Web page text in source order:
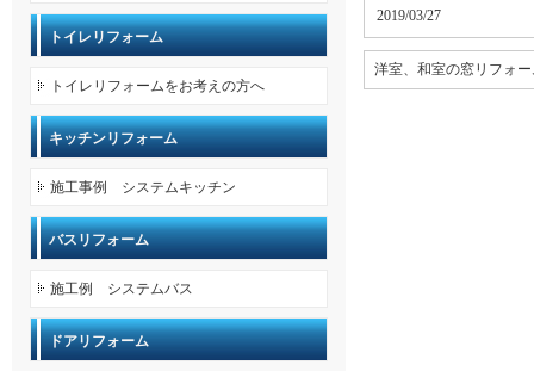
2019/03/27
洋室、和室の窓リフォ
トイレリフォーム
トイレリフォームをお考えの方へ
キッチンリフォーム
施工事例 システムキッチン
バスリフォーム
施工例 システムバス
ドアリフォーム